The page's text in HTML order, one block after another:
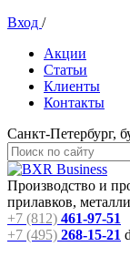
Вход /
Акции
Статьи
Клиенты
Контакты
Санкт-Петербург,
Производство и
прилавков,
+7 (812) 461-97-51
+7 (495) 268-15-21